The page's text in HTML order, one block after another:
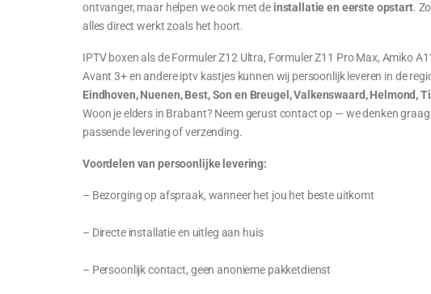
ontvanger, maar helpen we ook met de installatie en eerste opstart.
alles direct werkt zoals het hoort.
IPTV boxen als de Formuler Z12 Ultra, Formuler Z11 Pro Max, Amiko
Avant 3+ en andere iptv kastjes kunnen wij persoonlijk leveren in de
Eindhoven, Nuenen, Best, Son en Breugel, Valkenswaard, Helmond,
Woon je elders in Brabant? Neem gerust contact op — we denken graag
passende levering of verzending.
Voordelen van persoonlijke levering:
– Bezorging op afspraak, wanneer het jou het beste uitkomt
– Directe installatie en uitleg aan huis
– Persoonlijk contact, geen anonieme pakketdienst